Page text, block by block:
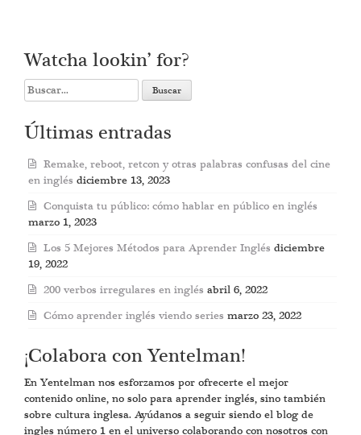
Watcha lookin’ for?
Search
for:
Últimas entradas
Remake, reboot, retcon y otras palabras confusas del cine
en inglés diciembre 13, 2023
Conquista tu público: cómo hablar en público en inglés
marzo 1, 2023
Los 5 Mejores Métodos para Aprender Inglés diciembre
19, 2022
200 verbos irregulares en inglés abril 6, 2022
Cómo aprender inglés viendo series marzo 23, 2022
¡Colabora con Yentelman!
En Yentelman nos esforzamos por ofrecerte el mejor
contenido online, no solo para aprender inglés, sino también
sobre cultura inglesa. Ayúdanos a seguir siendo el blog de
ingles número 1 en el universo colaborando con nosotros con